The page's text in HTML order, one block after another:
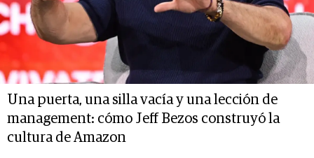
Una puerta, una silla vacía y una lección de
management: cómo Jeff Bezos construyó la
cultura de Amazon